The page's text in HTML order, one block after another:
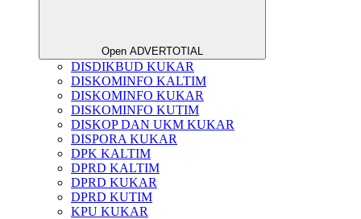
Open ADVERTOTIAL
DISDIKBUD KUKAR
DISKOMINFO KALTIM
DISKOMINFO KUKAR
DISKOMINFO KUTIM
DISKOP DAN UKM KUKAR
DISPORA KUKAR
DPK KALTIM
DPRD KALTIM
DPRD KUKAR
DPRD KUTIM
KPU KUKAR